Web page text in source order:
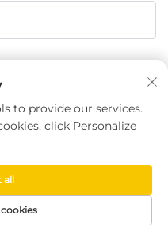
Technology Co.,
নীতি
to provide our services.
click Personalize
all